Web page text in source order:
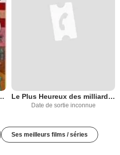
un oiseau Le Plus Heureux des milliardaires
Date de sortie inconnue
Ses meilleurs films / séries